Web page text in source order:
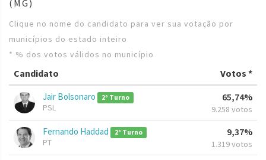
(MG)
Clique no nome do candidato para ver sua votação por
municípios do estado inteiro
* % dos votos válidos no município
Candidato Votos *
Jair Bolsonaro 2º Turno
PSL
65,74%
9.258 votos
Fernando Haddad 2º Turno
PT
9,37%
1.319 votos